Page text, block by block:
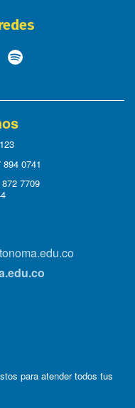
0741
7709
para atender todos tus